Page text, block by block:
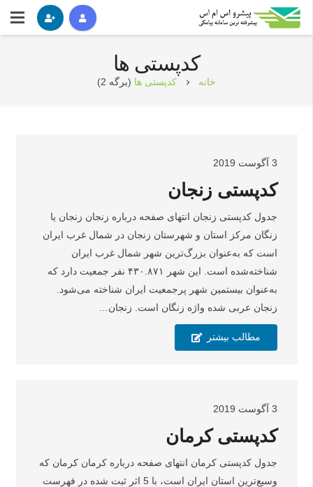
کدپستی ها
خانه chevron_right کدپستی ها (برگه 2)
3 آگوست 2019
کدپستی زنجان
جدول کدپستی زنجان انتهای صفحه درباره زنجان زنجان یا
زنگان مرکز استان و شهرستان زنجان در شمال غرب ایران
است که به‌عنوان بزرگ‌ترین شهر شمال غرب ایران
شناخته‌شده است. این شهر ۴۳۰.۸۷۱ نفر جمعیت دارد که
به‌عنوان بیستمین شهر پرجمعیت ایران شناخته می‌شود.
زنجان عربی شده واژه زنگان است. زنجان…
مطالب بیشتر
3 آگوست 2019
کدپستی کرمان
جدول کدپستی کرمان انتهای صفحه درباره کرمان کرمان که
وسیع‌ترین استان ایران است، با 5 اثر ثبت شده در فهرست